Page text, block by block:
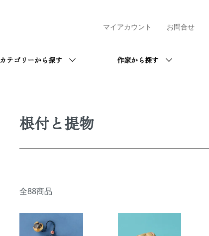
カテゴリーから探す 作家から探す
マイアカウント お問合せ
根付と提物
全88商品